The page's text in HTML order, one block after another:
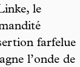
le
farfelue
l’onde de